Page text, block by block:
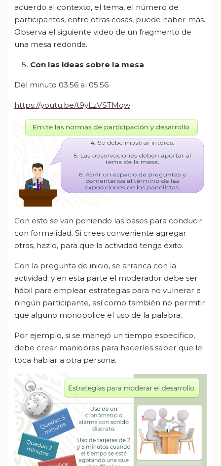
acuerdo al contexto, el tema, el número de
participantes, entre otras cosas, puede haber más.
Observa el siguiente video de un fragmento de
una mesa redonda.
Con las ideas sobre la mesa
Del minuto 03:56 al 05:56
https://youtu.be/t9yLzVSTMqw
Con esto se van poniendo las bases para conducir
con formalidad. Si crees conveniente agregar
otras, hazlo, para que la actividad tenga éxito.
Con la pregunta de inicio, se arranca con la
actividad; y en esta parte el moderador debe ser
hábil para emplear estrategias para no vulnerar a
ningún participante, así como también no permitir
que alguno monopolice el uso de la palabra.
Por ejemplo, si se manejó un tiempo específico,
debe crear maniobras para hacerles saber que le
toca hablar a otra persona.